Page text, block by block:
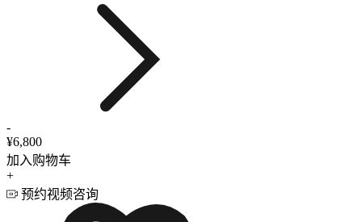
-
¥6,800
加入购物车
+
预约视频咨询